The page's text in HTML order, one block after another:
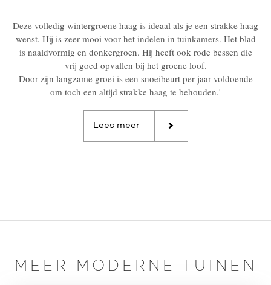
Deze volledig wintergroene haag is ideaal als je een strakke haag
wenst. Hij is zeer mooi voor het indelen in tuinkamers. Het blad
is naaldvormig en donkergroen. Hij heeft ook rode bessen die
vrij goed opvallen bij het groene loof.
Door zijn langzame groei is een snoeibeurt per jaar voldoende
om toch een altijd strakke haag te behouden.'
Lees meer
MEER MODERNE TUINEN